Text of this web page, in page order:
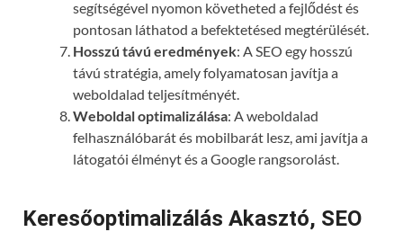
segítségével nyomon követheted a fejlődést és
pontosan láthatod a befektetésed megtérülését.
Hosszú távú eredmények: A SEO egy hosszú
távú stratégia, amely folyamatosan javítja a
weboldalad teljesítményét.
Weboldal optimalizálása: A weboldalad
felhasználóbarát és mobilbarát lesz, ami javítja a
látogatói élményt és a Google rangsorolást.
Keresőoptimalizálás Akasztó, SEO